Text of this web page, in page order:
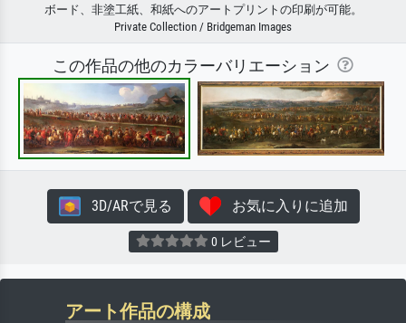
ボード、非塗工紙、和紙へのアートプリントの印刷が可能。
Private Collection / Bridgeman Images
この作品の他のカラーバリエーション
3D/ARで見る お気に入りに追加
0 レビュー
アート作品の構成